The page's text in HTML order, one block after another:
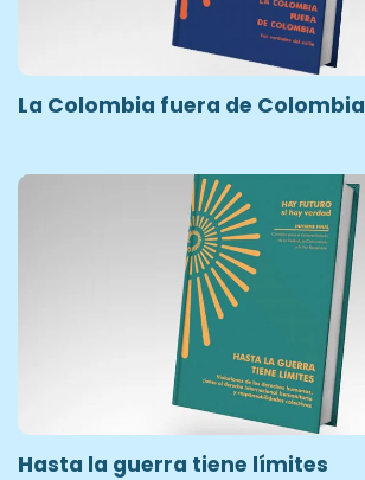
La Colombia fuera de Colombia
Hasta la guerra tiene límites